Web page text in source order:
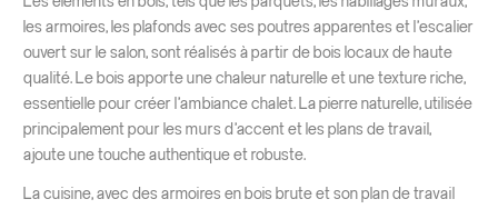
les armoires, les plafonds avec ses poutres apparentes et l’escalier
ouvert sur le salon, sont réalisés à partir de bois locaux de haute
qualité. Le bois apporte une chaleur naturelle et une texture riche,
essentielle pour créer l’ambiance chalet. La pierre naturelle, utilisée
principalement pour les murs d’accent et les plans de travail,
ajoute une touche authentique et robuste.
La cuisine, avec des armoires en bois brute et son plan de travail